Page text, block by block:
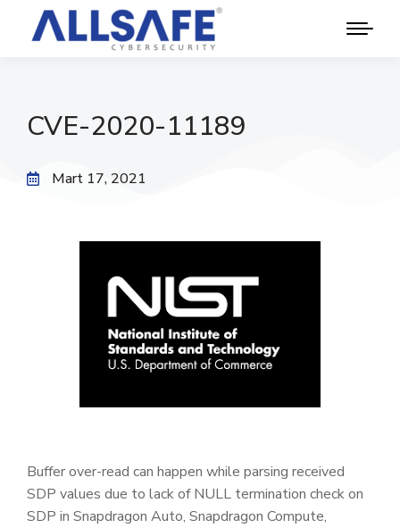
CVE-2020-11189
Mart 17, 2021
Buffer over-read can happen while parsing received
SDP values due to lack of NULL termination check on
SDP in Snapdragon Auto, Snapdragon Compute,